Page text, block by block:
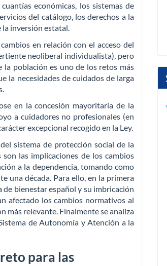
económicas, los sistemas de
del catálogo, los derechos a la
la inversión estatal.
en relación con el acceso del
neoliberal individualista), pero
la población es uno de los retos más
la necesidades de cuidados de larga
en la concesión mayoritaria de la
a cuidadores no profesionales (en
excepcional recogido en la Ley.
sistema de protección social de la
las implicaciones de los cambios
a la dependencia, tomando como
una década. Para ello, en la primera
bienestar español y su imbricación
afectado los cambios normativos al
más relevante. Finalmente se analiza
de Autonomía y Atención a la
para las